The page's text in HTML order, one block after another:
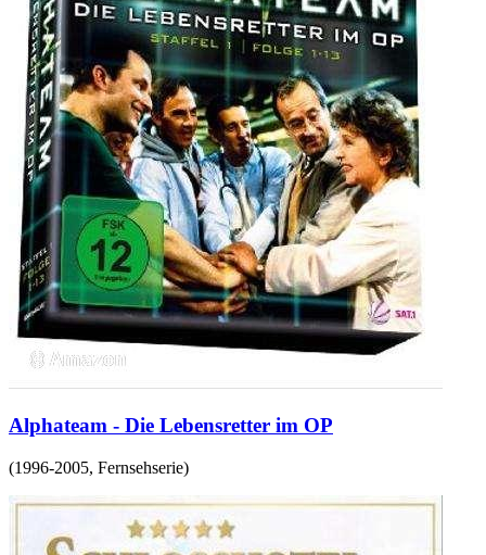
Alphateam - Die Lebensretter im OP
(1996-2005, Fernsehserie)